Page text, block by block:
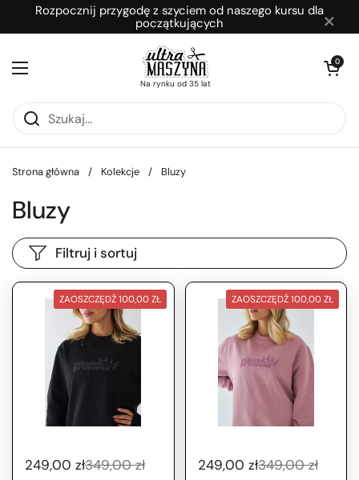
Przejdź do zawartości
Rozpocznij przygodę z szyciem od naszego kursu dla
początkujących
Na rynku od 35 lat
Otwórz menu
Otwórz
0
Strona główna / Kolekcje / Bluzy
Bluzy
Filtruj i sortuj
ZAOSZCZĘDŹ 100,00 ZŁ
249,00 zł349,00 zł
ZAOSZCZĘDŹ 100,00 ZŁ
249,00 zł349,00 zł
×